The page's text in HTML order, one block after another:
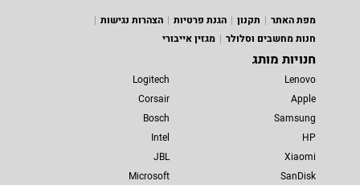
מפת האתר
תקנון הגנת פרטיות
הצהרות נגישות
חנות מחשבים וסלולר
מגזין אייבורי
חנויות מותג
Lenovo
Apple
Samsung
HP
Xiaomi
SanDisk
Logitech
Corsair
Bosch
Intel
JBL
Microsoft